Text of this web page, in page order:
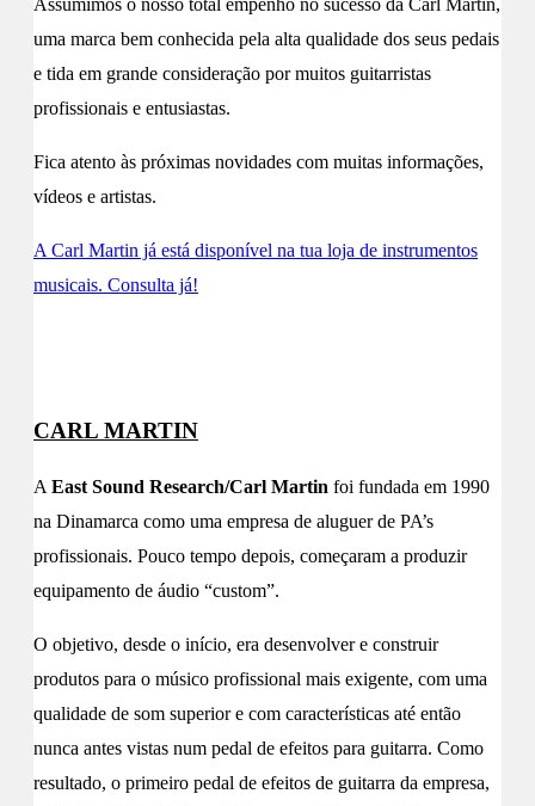
Assumimos o nosso total empenho no sucesso da Carl Martin,
uma marca bem conhecida pela alta qualidade dos seus pedais
e tida em grande consideração por muitos guitarristas
profissionais e entusiastas.
Fica atento às próximas novidades com muitas informações,
vídeos e artistas.
A Carl Martin já está disponível na tua loja de instrumentos
musicais. Consulta já!
CARL MARTIN
AEast Sound Research/Carl Martin foi fundada em 1990
na Dinamarca como uma empresa de aluguer de PA’s
profissionais. Pouco tempo depois, começaram a produzir
equipamento de áudio “custom”.
O objetivo, desde o início, era desenvolver e construir
produtos para o músico profissional mais exigente, com uma
qualidade de som superior e com características até então
nunca antes vistas num pedal de efeitos para guitarra. Como
resultado, o primeiro pedal de efeitos de guitarra da empresa,